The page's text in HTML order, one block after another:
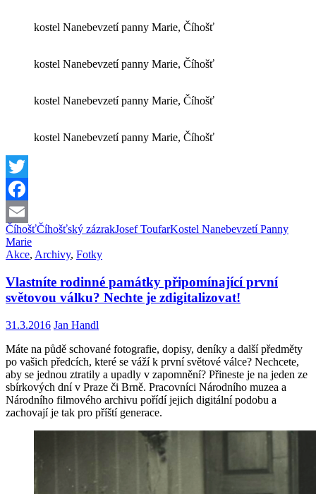
kostel Nanebevzetí panny Marie, Číhošť
kostel Nanebevzetí panny Marie, Číhošť
kostel Nanebevzetí panny Marie, Číhošť
kostel Nanebevzetí panny Marie, Číhošť
Twitter
Facebook
Email
ČíhošťČíhošťský zázrakJosef ToufarKostel Nanebevzetí Panny
Marie
Akce, Archivy, Fotky
Vlastníte rodinné památky připomínající první
světovou válku? Nechte je zdigitalizovat!
31.3.2016 Jan Handl
Máte na půdě schované fotografie, dopisy, deníky a další předměty
po vašich předcích, které se váží k první světové válce? Nechcete,
aby se jednou ztratily a upadly v zapomnění? Přineste je na jeden ze
sbírkových dní v Praze či Brně. Pracovníci Národního muzea a
Národního filmového archivu pořídí jejich digitální podobu a
zachovají je tak pro příští generace.